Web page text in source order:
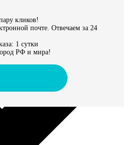
кликов!
почте. Отвечаем за 24
1 сутки
РФ и мира!